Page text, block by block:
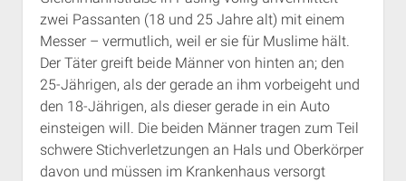
dropdown
menu
Antifaschistische Termine im Süden
Antifaschistische Termine in München
Rechte Termine im Süden
Rechte Termine München
Chronologie
Das Archiv
open
dropdown
menu
a.i.d.a. e. V. unterstützen
Über a.i.d.a.
RSS-Feeds, Twitter & Facebook
Bibliothek
Impressum
zwei Passanten (18 und 25 Jahre alt) mit einem
Messer – vermutlich, weil er sie für Muslime hält.
Der Täter greift beide Männer von hinten an; den
25-Jährigen, als der gerade an ihm vorbeigeht und
den 18-Jährigen, als dieser gerade in ein Auto
einsteigen will. Die beiden Männer tragen zum Teil
schwere Stichverletzungen an Hals und Oberkörper
davon und müssen im Krankenhaus versorgt